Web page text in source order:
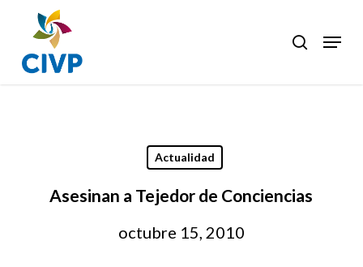
main
content
search
Menu
Actualidad
Asesinan a Tejedor de Conciencias
octubre 15, 2010
Close